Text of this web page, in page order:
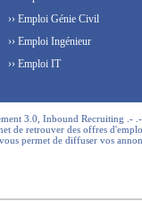
›› Emploi Génie Civil
›› Emploi Ingénieur
›› Emploi IT
3.0, Inbound Recruiting .-
de retrouver des offres
permet de diffuser vos